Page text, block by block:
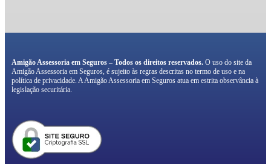
Amigão Assessoria em Seguros – Todos os direitos reservados. O uso do site da
Amigão Assessoria em Seguros, é sujeito às regras descritas no termo de uso e na
política de privacidade. A Amigão Assessoria em Seguros atua em estrita observância à
legislação securitária.